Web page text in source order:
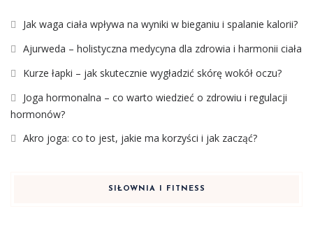
Jak waga ciała wpływa na wyniki w bieganiu i spalanie kalorii?
Ajurweda – holistyczna medycyna dla zdrowia i harmonii ciała
Kurze łapki – jak skutecznie wygładzić skórę wokół oczu?
Joga hormonalna – co warto wiedzieć o zdrowiu i regulacji
hormonów?
Akro joga: co to jest, jakie ma korzyści i jak zacząć?
SIŁOWNIA I FITNESS